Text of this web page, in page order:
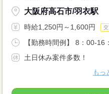
大阪府高石市/羽衣駅
時給1,250円～1,600円
【勤務時間例】 8：00-
土日休み案件多数！
もっ